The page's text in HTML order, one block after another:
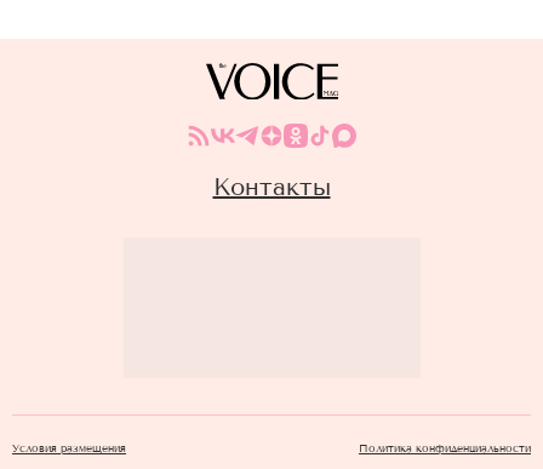
Контакты
Условия размещения Политика конфиденциальности